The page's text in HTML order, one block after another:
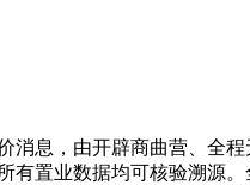
，由开辟商曲营、全
置业数据均可核验溯源